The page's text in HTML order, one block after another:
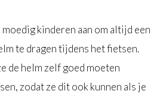
moedig kinderen aan om altijd een
te dragen tijdens het fietsen.
de helm zelf goed moeten
zodat ze dit ook kunnen als je